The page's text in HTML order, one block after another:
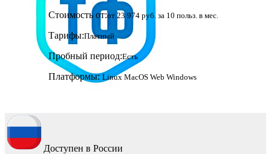
Стоимость от:от 23 974 руб. за 10 польз. в мес.
Тарифы:Платный
Пробный период:Есть
Платформы:Linux MacOS Web Windows
Доступен в России